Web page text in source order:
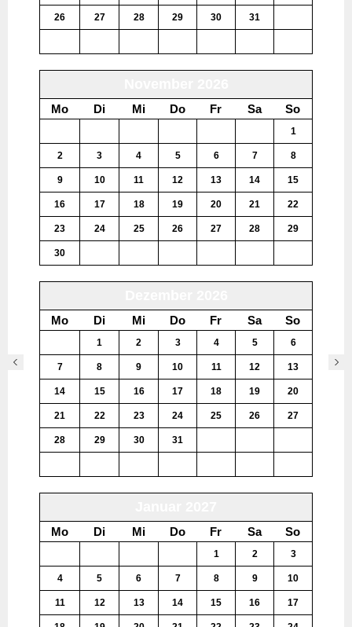
26 27 28 29 30 31
Mo Di Mi Do Fr Sa So
1
2 3 4 5 6 7 8
9 10 11 12 13 14 15
16 17 18 19 20 21 22
23 24 25 26 27 28 29
30
Mo Di Mi Do Fr Sa So
1 2 3 4 5 6
7 8 9 10 11 12 13
14 15 16 17 18 19 20
21 22 23 24 25 26 27
28 29 30 31
Mo Di Mi Do Fr Sa So
1 2 3
4 5 6 7 8 9 10
11 12 13 14 15 16 17